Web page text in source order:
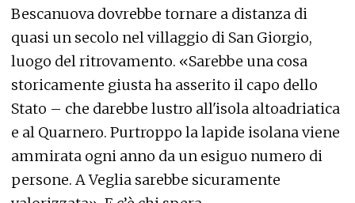
Bescanuova dovrebbe tornare a distanza di
quasi un secolo nel villaggio di San Giorgio,
luogo del ritrovamento. «Sarebbe una cosa
storicamente giusta ha asserito il capo dello
Stato – che darebbe lustro all'isola altoadriatica
e al Quarnero. Purtroppo la lapide isolana viene
ammirata ogni anno da un esiguo numero di
persone. A Veglia sarebbe sicuramente